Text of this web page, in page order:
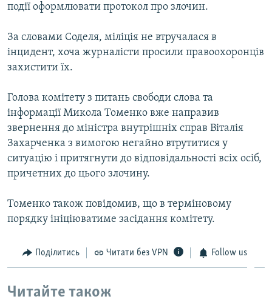
події оформлювати протокол про злочин.
За словами Соделя, міліція не втручалася в
інцидент, хоча журналісти просили правоохоронців
захистити їх.
Голова комітету з питань свободи слова та
інформації Микола Томенко вже направив
звернення до міністра внутрішніх справ Віталія
Захарченка з вимогою негайно втрутитися у
ситуацію і притягнути до відповідальності всіх осіб,
причетних до цього злочину.
Томенко також повідомив, що в терміновому
порядку ініціюватиме засідання комітету.
Поділитись Читати без VPN Follow us
Читайте також